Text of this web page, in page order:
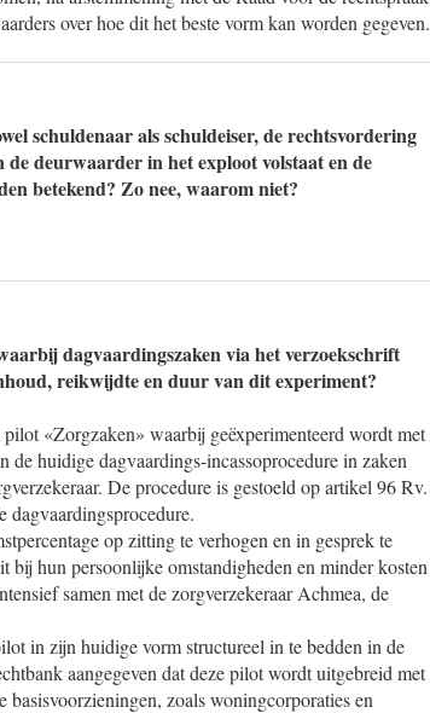
over hoe dit het beste vorm kan worden gegeven.
schuldenaar als schuldeiser, de rechtsvordering
deurwaarder in het exploot volstaat en de
betekend? Zo nee, waarom niet?
dagvaardingszaken via het verzoekschrift
reikwijdte en duur van dit experiment?
«Zorgzaken» waarbij geëxperimenteerd wordt met
de huidige dagvaardings-incassoprocedure in zaken
De procedure is gestoeld op artikel 96 Rv.
dagvaardingsprocedure.
op zitting te verhogen en in gesprek te
bij hun persoonlijke omstandigheden en minder kosten
samen met de zorgverzekeraar Achmea, de
in zijn huidige vorm structureel in te bedden in de
aangegeven dat deze pilot wordt uitgebreid met
basisvoorzieningen, zoals woningcorporaties en